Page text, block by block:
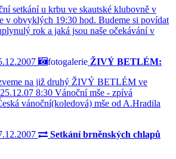
setkání u krbu ve skautské klubovně v
v obvyklých 19:30 hod. Budeme si povídat
rok a jaká jsou naše očekávání v
fotogalerie ŽIVÝ BETLÉM:
na již druhý ŽIVÝ BETLÉM ve
8:30 Vánoční mše - zpívá
vánoční(koledová) mše od A.Hradila
Setkání brněnských chlapů